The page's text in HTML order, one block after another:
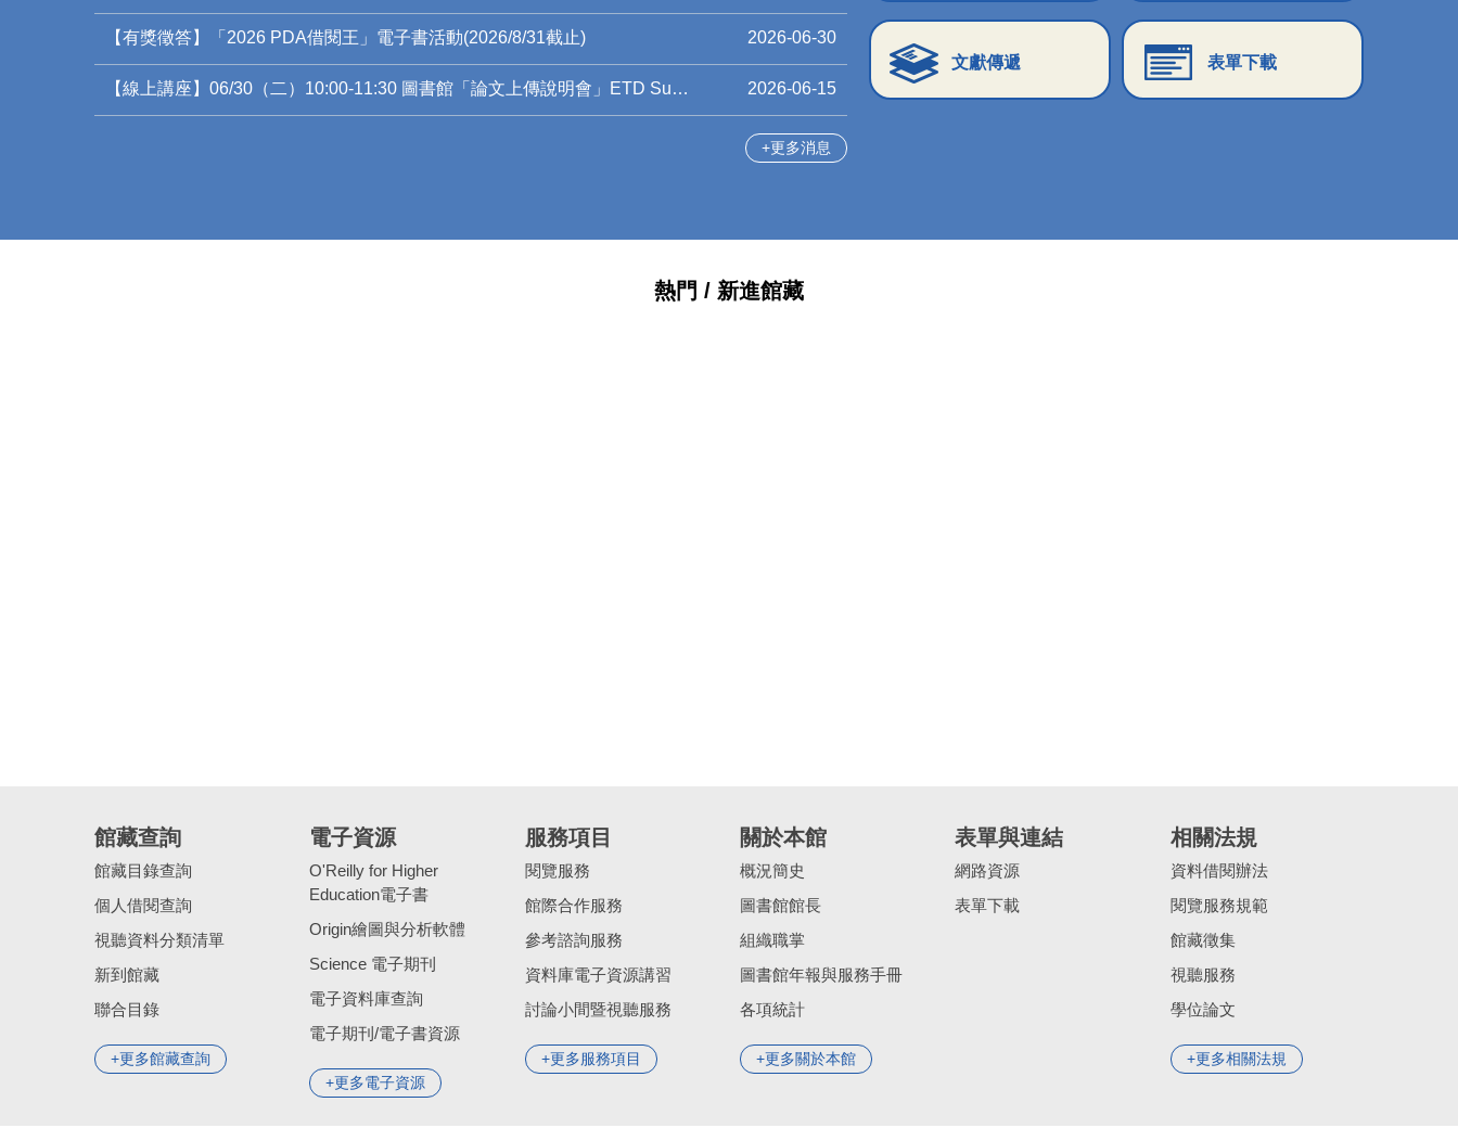
【有獎徵答】「2026 PDA借閱王」電子書活動(2026/8/31截止) 2026-06-30
【線上講座】06/30（二）10:00-11:30 圖書館「論文上傳說明會」ETD Submission Guide ( Mandarin Chinese ) 2026-06-15
更多消息
文獻傳遞 表單下載
熱門 / 新進館藏
館藏查詢
館藏目錄查詢
個人借閱查詢
視聽資料分類清單
新到館藏
聯合目錄
更多館藏查詢
電子資源
O'Reilly for Higher
Education電子書
Origin繪圖與分析軟體
Science 電子期刊
電子資料庫查詢
電子期刊/電子書資源
更多電子資源
服務項目
閱覽服務
館際合作服務
參考諮詢服務
資料庫電子資源講習
討論小間暨視聽服務
更多服務項目
關於本館
概況簡史
圖書館館長
組織職掌
圖書館年報與服務手冊
各項統計
更多關於本館
表單與連結
網路資源
表單下載
相關法規
資料借閱辦法
閱覽服務規範
館藏徵集
視聽服務
學位論文
更多相關法規